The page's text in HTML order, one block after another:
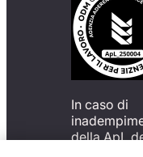
In caso di
della ApL